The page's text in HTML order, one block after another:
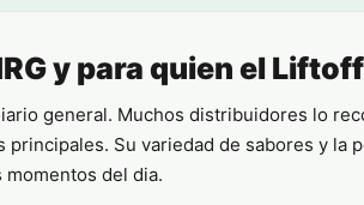
y para quien el Liftoff
general. Muchos distribuidores lo
principales. Su variedad de sabores y la
del dia.